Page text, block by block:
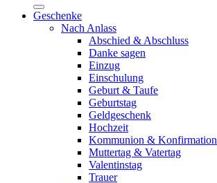
Geschenke
Nach Anlass
Abschied & Abschluss
Danke sagen
Einzug
Einschulung
Geburt & Taufe
Geburtstag
Geldgeschenk
Hochzeit
Kommunion & Konfirmation
Muttertag & Vatertag
Valentinstag
Trauer